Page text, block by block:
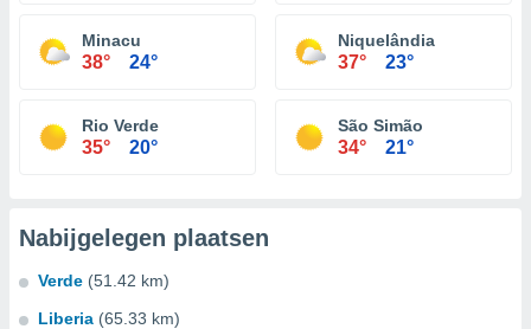
Minacu
38° 24°
Niquelândia
37° 23°
Rio Verde
35° 20°
São Simão
34° 21°
Nabijgelegen plaatsen
Verde (51.42 km)
Liberia (65.33 km)